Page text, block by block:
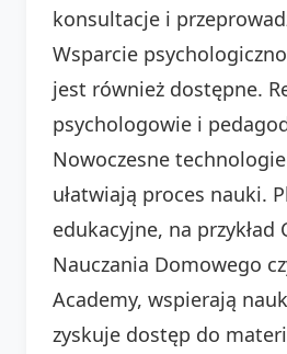
konsultacje i
Wsparcie
jest również dostępne.
psychologowie i
Nowoczesne
ułatwiają proces nauki.
edukacyjne, na przykład
Nauczania Domowego
Academy, wspierają
zyskuje dostęp do